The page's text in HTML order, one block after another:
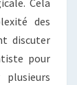
Cela
des
discuter
pour